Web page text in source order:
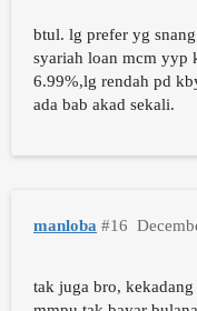
btul. lg prefer yg
syariah loan mcm yyp
6.99%,lg rendah pd
ada bab akad sekali.
manloba #16
tak juga bro,